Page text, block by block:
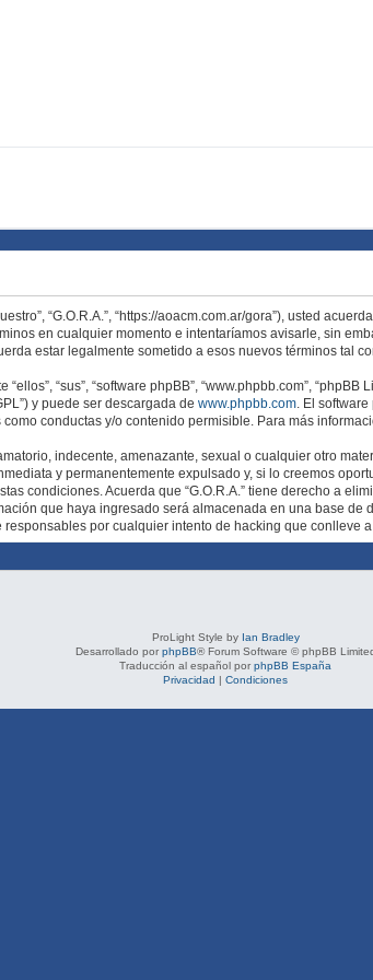
“G.O.R.A.”, “https://aoacm.com.ar/gora”), usted
en cualquier momento e intentaríamos avisarle, sin
estar legalmente sometido a esos nuevos términos tal
“sus”, “software phpBB”, “www.phpbb.com”,
y puede ser descargada de www.phpbb.com . El
conductas y/o contenido permisible. Para más
indecente, amenazante, sexual o cualquier otro
y permanentemente expulsado y, si lo creemos
condiciones. Acuerda que “G.O.R.A.” tiene derecho a
que haya ingresado será almacenada en una base
por cualquier intento de hacking que conlleve
ProLight Style by Ian Bradley
Desarrollado por phpBB® Forum Software © phpBB
Traducción al español por phpBB España
Privacidad | Condiciones